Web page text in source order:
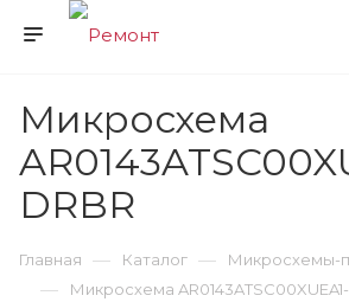
Микросхема
DRBR
Главная — Каталог — Микросхемы-
— Микросхема